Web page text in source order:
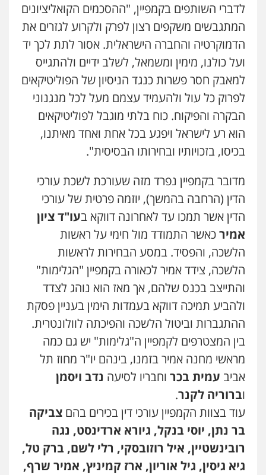
לדברי השותפים בקמפיין, "ההסכמים הקואליציונים
המתגבשים משקפים רצון לפרק ולקרוע לגזרים את
הדמוקרטיה והחברה הישראלית. אסור לתת לכך יד
ועל כולנו, מימין ומשמאל, לשלב ידיים ולהתגייס
למאבק חסר פשרות כנגד הניסיון של הפוליטיקאים
לפרוק כל עול ולהעמיד עצמם מעל לכל מנגנוני
הבקרה והפיקוח. כוח בלתי מוגבל לפוליטיקאים
הוא רע לישראל ויפגע בכל אחת ואחד מאיתנו,
בכיסו, בזכויותיו ובחירותו הבסיסית".
מדובר בקמפיין נפרד מזה שעורכת לשכת עורכי
הדין (הרחבה בהמשך), יוזמה פרטית של עורכי
הדין אשר תמכו עד לאחרונה דווקא בעו"ד ציון
אמירכאשר התמודד מול חימי על ראשות
הלשכה, והפסיד. במסע הבחירות לראשות
הלשכה, צידד אמיר לכאורה בקמפיין "הגלימות"
והתייצב בכנס שלהם, אך מאז הוא נוהג לצדד
ולהביע תמיכה דווקא בעמדות הימין בעניין פסקת
ההתגברות וביטול הלשכה והפיכתה לוולונטרית.
בין המצטרפים לקמפיין ה"גלימות" יש גם כמה
מראשי מחנה אמיר בזמנו, בינהם יו"ר מחוז תל
אביב עמית בכר וחבריו לסיעה נדב ויסמן
וברוריה לקנר.
עוד בצוות הקמפיין עורכי דין בכירים בהם צביקה
בר נתן, יוסי בנקל, גיורא ארדינסט, נגה
רובינשטיין, איל רוזובסקי, רלי לשם, ברק טל,
גיא גיסין, גיל אוריון, ארז קמיניץ, אמיר שרף,